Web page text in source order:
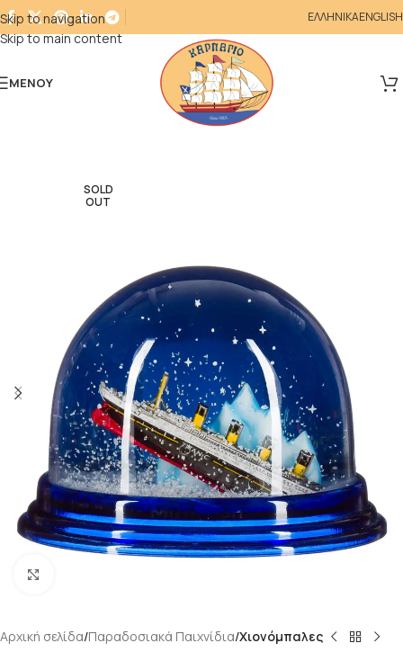
Skip to navigation
Skip to main content
ΕΛΛΗΝΙΚΑENGLISH
ΜΕΝΟΎ
SOLD
OUT
Αρχική σελίδα Παραδοσιακά Παιχνίδια Χιονόμπαλες